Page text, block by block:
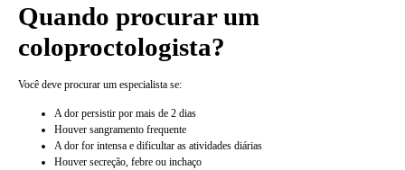
Quando procurar um
coloproctologista?
Você deve procurar um especialista se:
A dor persistir por mais de 2 dias
Houver sangramento frequente
A dor for intensa e dificultar as atividades diárias
Houver secreção, febre ou inchaço